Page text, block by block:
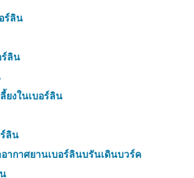
ร์ลิน
ร์ลิน
ยงในเบอร์ลิน
ลิน
ากาศยานเบอร์ลินบรันเดินบวร์ค